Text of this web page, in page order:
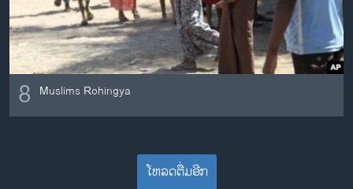
8 Muslims Rohingya
ໂຫລດຕື່ມອີກ